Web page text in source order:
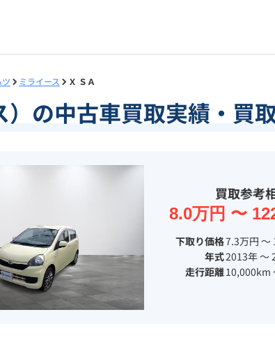
ミライース Ｘ ＳＡ
）の中古車買取実績・買
買取参考
8.0万円 〜
下取り価格7.3万円 〜
年式2013年 〜
走行距離10,000km